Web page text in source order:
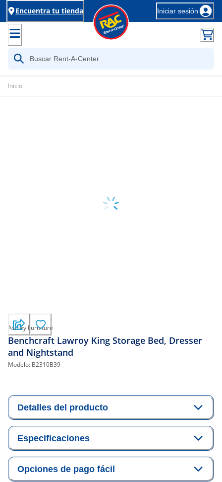
Encuentra tu tienda Iniciar sesión
Inicio
Ashley Furniture
Benchcraft Lawroy King Storage Bed, Dresser
and Nightstand
Modelo: B2310B39
Detalles del producto
Especificaciones
Opciones de pago fácil